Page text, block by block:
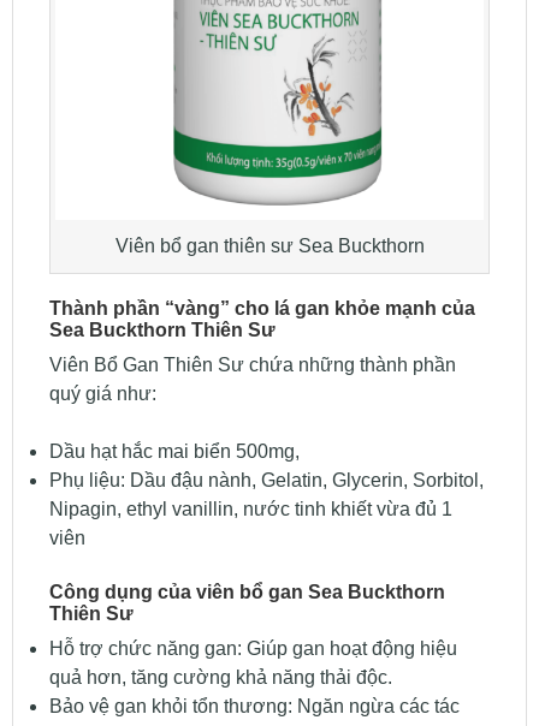
Viên bổ gan thiên sư Sea Buckthorn
Thành phần “vàng” cho lá gan khỏe mạnh của
Sea Buckthorn Thiên Sư
Viên Bổ Gan Thiên Sư chứa những thành phần
quý giá như:
Dầu hạt hắc mai biển 500mg,
Phụ liệu: Dầu đậu nành, Gelatin, Glycerin, Sorbitol,
Nipagin, ethyl vanillin, nước tinh khiết vừa đủ 1
viên
Công dụng của viên bổ gan Sea Buckthorn
Thiên Sư
Hỗ trợ chức năng gan: Giúp gan hoạt động hiệu
quả hơn, tăng cường khả năng thải độc.
Bảo vệ gan khỏi tổn thương: Ngăn ngừa các tác